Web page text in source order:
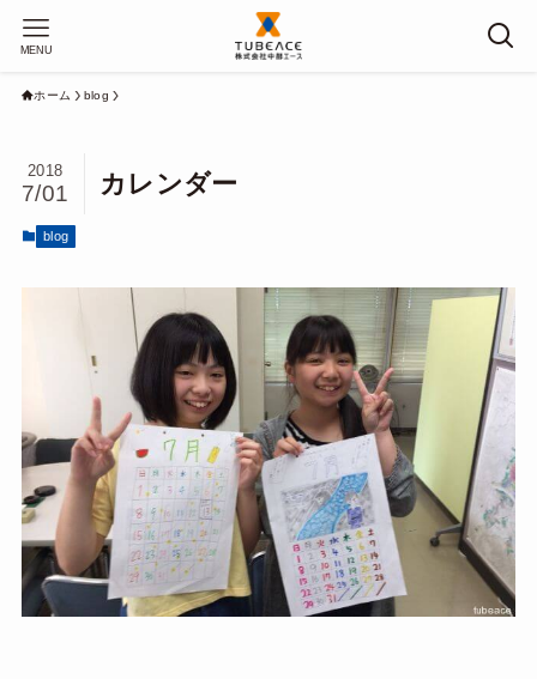
MENU
ホーム blog
カレンダー
2018
7/01
blog